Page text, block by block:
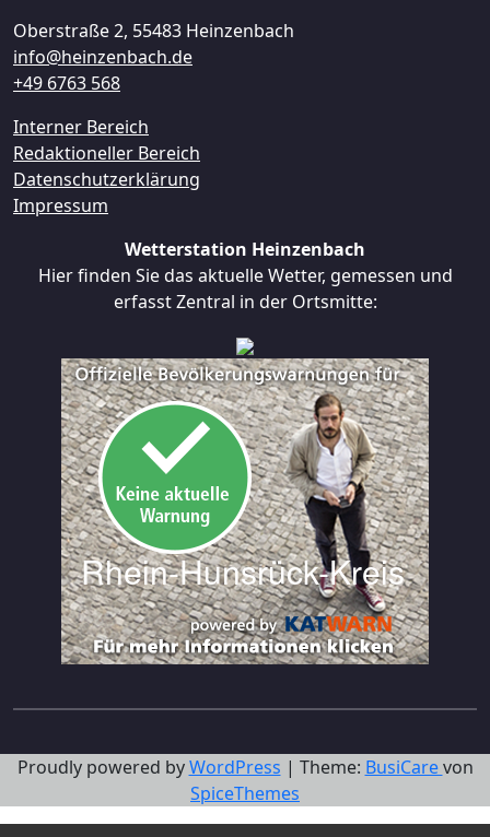
Oberstraße 2, 55483 Heinzenbach
info@heinzenbach.de
+49 6763 568
Interner Bereich
Redaktioneller Bereich
Datenschutzerklärung
Impressum
Wetterstation Heinzenbach
Hier finden Sie das aktuelle Wetter, gemessen und
erfasst Zentral in der Ortsmitte:
Proudly powered byWordPress | Theme: BusiCarevon
SpiceThemes